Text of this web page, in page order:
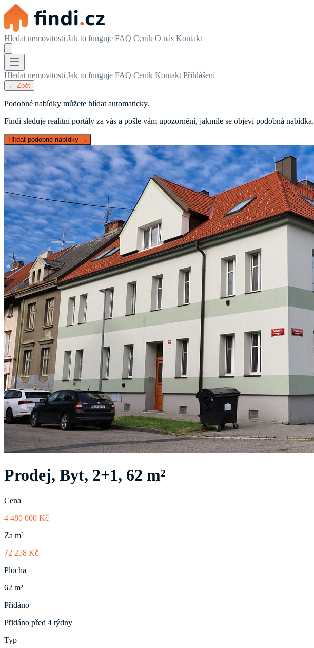
Hledat nemovitosti Jak to funguje FAQ Ceník O nás Kontakt
Hledat nemovitosti Jak to funguje FAQ Ceník Kontakt Přihlášení
← Zpět
Podobné nabídky můžete hlídat automaticky.
Findi sleduje realitní portály za vás a pošle vám upozornění, jakmile se objeví podobná nabídka.
Hlídat podobné nabídky →
Prodej, Byt, 2+1, 62 m²
Cena
4 480 000 Kč
Za m²
72 258 Kč
Plocha
62 m²
Přidáno
Přidáno před 4 týdny
Typ